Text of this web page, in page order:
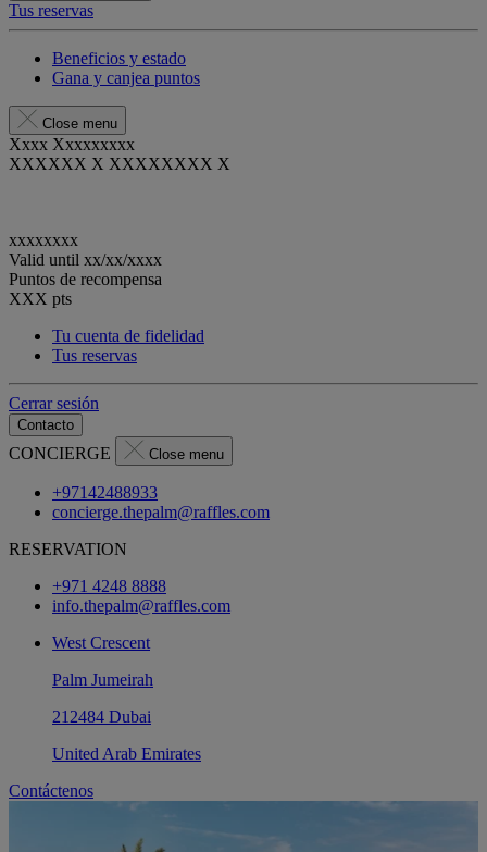
Tus reservas
Beneficios y estado
Gana y canjea puntos
Close menu
Xxxx Xxxxxxxxx
XXXXXX X XXXXXXXX X
xxxxxxxx
Valid until xx/xx/xxxx
Puntos de recompensa
XXX pts
Tu cuenta de fidelidad
Tus reservas
Cerrar sesión
Contacto
CONCIERGE Close menu
+97142488933
concierge.thepalm@raffles.com
RESERVATION
+971 4248 8888
info.thepalm@raffles.com
West Crescent
Palm Jumeirah
212484 Dubai
United Arab Emirates
Contáctenos